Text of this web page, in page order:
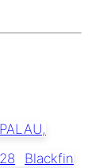
Blackfin